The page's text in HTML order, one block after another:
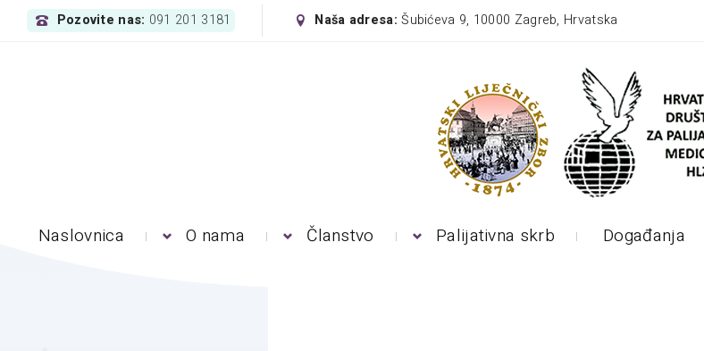
Pozovite nas: 091 201 3181 Naša adresa:Šubićeva 9, 10000 Zagreb, Hrvatska
Naslovnica O nama Članstvo Palijativna skrb Događanja